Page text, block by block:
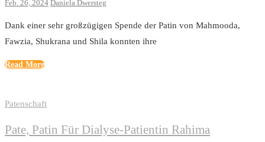
Feb. 26, 2024 Daniela Dwersteg
Dank einer sehr großzügigen Spende der Patin von Mahmooda,
Fawzia, Shukrana und Shila konnten ihre
Read More
Patenschaft
Pate, Patin Für Dialyse-Patientin Rahima